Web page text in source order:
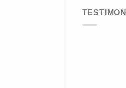
TESTIMONI